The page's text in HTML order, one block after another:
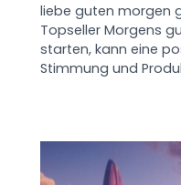
liebe guten morgen
Topseller Morgens
starten, kann eine
Stimmung und